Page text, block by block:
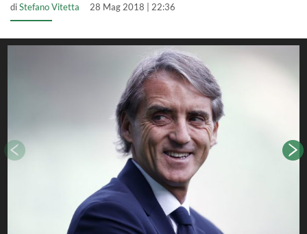
diStefano Vitetta 28 Mag 2018 | 22:36